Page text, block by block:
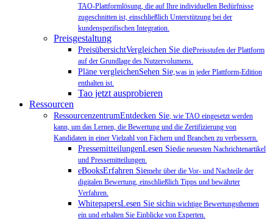
TAO-Plattformlösung, die auf Ihre individuellen Bedürfnisse
zugeschnitten ist, einschließlich Unterstützung bei der
kundenspezifischen Integration.
Preisgestaltung
PreisübersichtVergleichen Sie diePreisstufen der Plattform
auf der Grundlage des Nutzervolumens.
Pläne vergleichenSehen Sie,was in jeder Plattform-Edition
enthalten ist.
Tao jetzt ausprobieren
Ressourcen
RessourcenzentrumEntdecken Sie, wie TAO eingesetzt werden
kann, um das Lernen, die Bewertung und die Zertifizierung von
Kandidaten in einer Vielzahl von Fächern und Branchen zu verbessern.
PressemitteilungenLesen Siedie neuesten Nachrichtenartikel
und Pressemitteilungen.
eBooksErfahren Siemehr über die Vor- und Nachteile der
digitalen Bewertung, einschließlich Tipps und bewährter
Verfahren.
WhitepapersLesen Sie sichin wichtige Bewertungsthemen
ein und erhalten Sie Einblicke von Experten.